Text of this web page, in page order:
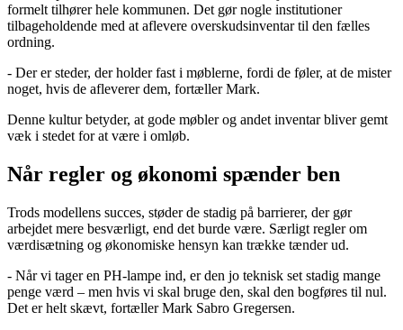
formelt tilhører hele kommunen. Det gør nogle institutioner
tilbageholdende med at aflevere overskudsinventar til den fælles
ordning.
- Der er steder, der holder fast i møblerne, fordi de føler, at de mister
noget, hvis de afleverer dem, fortæller Mark.
Denne kultur betyder, at gode møbler og andet inventar bliver gemt
væk i stedet for at være i omløb.
Når regler og økonomi spænder ben
Trods modellens succes, støder de stadig på barrierer, der gør
arbejdet mere besværligt, end det burde være. Særligt regler om
værdisætning og økonomiske hensyn kan trække tænder ud.
- Når vi tager en PH-lampe ind, er den jo teknisk set stadig mange
penge værd – men hvis vi skal bruge den, skal den bogføres til nul.
Det er helt skævt, fortæller Mark Sabro Gregersen.